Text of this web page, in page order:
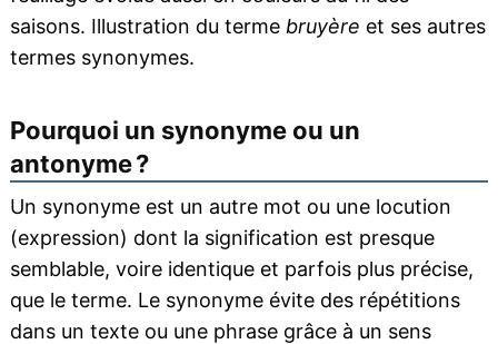
saisons. Illustration du terme bruyère et ses autres
termes synonymes.
Pourquoi un synonyme ou un
antonyme ?
Un synonyme est un autre mot ou une locution
(expression) dont la signification est presque
semblable, voire identique et parfois plus précise,
que le terme. Le synonyme évite des répétitions
dans un texte ou une phrase grâce à un sens